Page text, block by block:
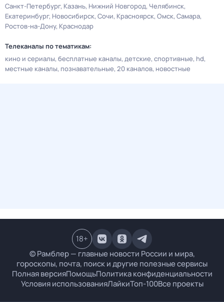
Санкт-Петербург Казань Нижний Новгород Челябинск
Екатеринбург Новосибирск Сочи Красноярск Омск Самара
Ростов-на-Дону Краснодар
Телеканалы по тематикам:
кино и сериалы бесплатные каналы детские спортивные hd
местные каналы познавательные 20 каналов новостные
© Рамблер — главные новости России и мира,
гороскопы, почта, поиск и другие полезные сервисы
Полная версияПомощьПолитика конфиденциальности
Условия использованияЛайкиТоп-100Все проекты
18+